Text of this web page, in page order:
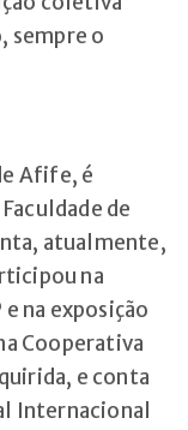
sempre o
Afife, é
de
atualmente,
na
na exposição
Cooperativa
e conta
Internacional